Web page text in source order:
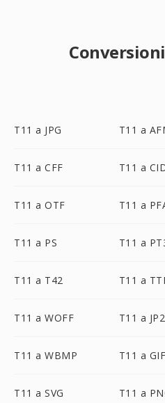
T11 a JPG T11 a
T11 a CFF T11 a
T11 a OTF T11 a
T11 a PS T11 a
T11 a T42 T11 a
T11 a WOFF T11 a JP2
T11 a WBMP T11 a GIF
T11 a SVG T11 a